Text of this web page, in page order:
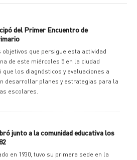
del Primer Encuentro de
que persigue esta actividad
de este miércoles 5 en la ciudad
que los diagnósticos y evaluaciones a
desarrollar planes y estrategias para la
escolares.
junto a la comunidad educativa los
en 1930, tuvo su primera sede en la